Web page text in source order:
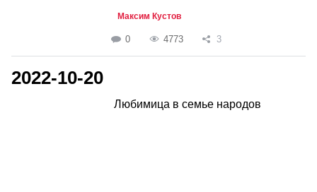
Максим Кустов
0 4773 3
2022-10-20
Любимица в семье народов